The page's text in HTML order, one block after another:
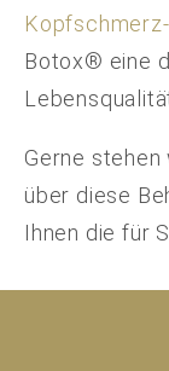
Botox® eine
Gerne stehen
über diese
Ihnen die für